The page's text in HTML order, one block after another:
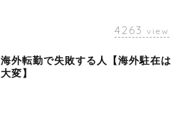
4263 view
海外転勤で失敗する人【海外駐在は
大変】